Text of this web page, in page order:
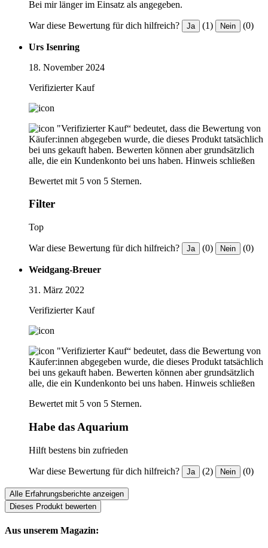
Bei mir länger im Einsatz als angegeben.
War diese Bewertung für dich hilfreich? Ja (1) Nein (0)
Urs Isenring
18. November 2024
Verifizierter Kauf
"Verifizierter Kauf“ bedeutet, dass die Bewertung von
Käufer:innen abgegeben wurde, die dieses Produkt tatsächlich
bei uns gekauft haben. Bewerten können aber grundsätzlich
alle, die ein Kundenkonto bei uns haben. Hinweis schließen
Bewertet mit 5 von 5 Sternen.
Filter
Top
War diese Bewertung für dich hilfreich? Ja (0) Nein (0)
Weidgang-Breuer
31. März 2022
Verifizierter Kauf
"Verifizierter Kauf“ bedeutet, dass die Bewertung von
Käufer:innen abgegeben wurde, die dieses Produkt tatsächlich
bei uns gekauft haben. Bewerten können aber grundsätzlich
alle, die ein Kundenkonto bei uns haben. Hinweis schließen
Bewertet mit 5 von 5 Sternen.
Habe das Aquarium
Hilft bestens bin zufrieden
War diese Bewertung für dich hilfreich? Ja (2) Nein (0)
Alle Erfahrungsberichte anzeigen
Dieses Produkt bewerten
Aus unserem Magazin: